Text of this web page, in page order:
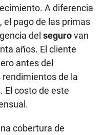
A diferencia
, el pago de las primas
del segurovan
años. El cliente
antes del
de la
El costo de este
cobertura de